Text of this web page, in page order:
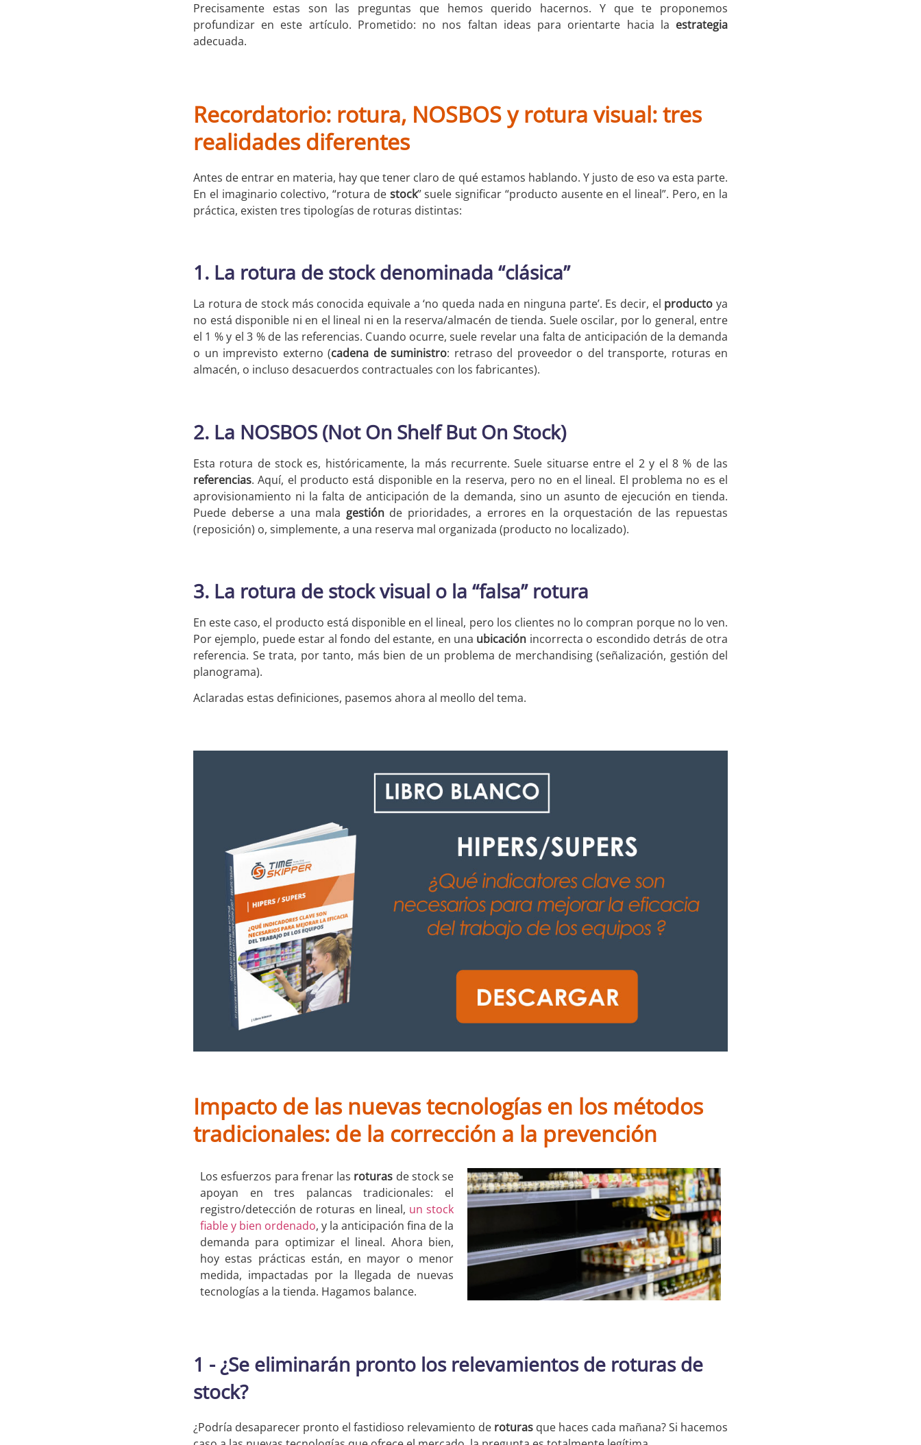
Precisamente estas son las preguntas que hemos querido hacernos. Y que te proponemos
profundizar en este artículo. Prometido: no nos faltan ideas para orientarte hacia la estrategia
adecuada.
Recordatorio: rotura, NOSBOS y rotura visual: tres
realidades diferentes
Antes de entrar en materia, hay que tener claro de qué estamos hablando. Y justo de eso va esta parte.
En el imaginario colectivo, “rotura de stock” suele significar “producto ausente en el lineal”. Pero, en la
práctica, existen tres tipologías de roturas distintas:
1. La rotura de stock denominada “clásica”
La rotura de stock más conocida equivale a ‘no queda nada en ninguna parte’. Es decir, el producto ya
no está disponible ni en el lineal ni en la reserva/almacén de tienda. Suele oscilar, por lo general, entre
el 1 % y el 3 % de las referencias. Cuando ocurre, suele revelar una falta de anticipación de la demanda
o un imprevisto externo (cadena de suministro: retraso del proveedor o del transporte, roturas en
almacén, o incluso desacuerdos contractuales con los fabricantes).
2. La NOSBOS (Not On Shelf But On Stock)
Esta rotura de stock es, históricamente, la más recurrente. Suele situarse entre el 2 y el 8 % de las
referencias. Aquí, el producto está disponible en la reserva, pero no en el lineal. El problema no es el
aprovisionamiento ni la falta de anticipación de la demanda, sino un asunto de ejecución en tienda.
Puede deberse a una mala gestiónde prioridades, a errores en la orquestación de las repuestas
(reposición) o, simplemente, a una reserva mal organizada (producto no localizado).
3. La rotura de stock visual o la “falsa” rotura
En este caso, el producto está disponible en el lineal, pero los clientes no lo compran porque no lo ven.
Por ejemplo, puede estar al fondo del estante, en una ubicación incorrecta o escondido detrás de otra
referencia. Se trata, por tanto, más bien de un problema de merchandising (señalización, gestión del
planograma).
Aclaradas estas definiciones, pasemos ahora al meollo del tema.
Impacto de las nuevas tecnologías en los métodos
tradicionales: de la corrección a la prevención
Los esfuerzos para frenar las roturas de stock se
apoyan en tres palancas tradicionales: el
registro/detección de roturas en lineal, un stock
fiable y bien ordenado, y la anticipación fina de la
demanda para optimizar el lineal. Ahora bien,
hoy estas prácticas están, en mayor o menor
medida, impactadas por la llegada de nuevas
tecnologías a la tienda. Hagamos balance.
1 - ¿Se eliminarán pronto los relevamientos de roturas de
stock?
¿Podría desaparecer pronto el fastidioso relevamiento de roturas que haces cada mañana? Si hacemos